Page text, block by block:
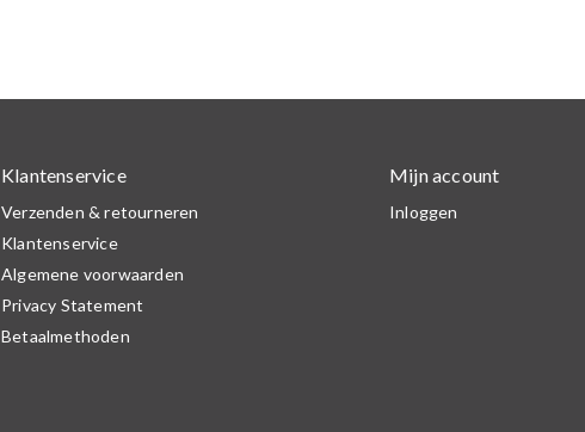
Klantenservice
Verzenden & retourneren
Klantenservice
Algemene voorwaarden
Privacy Statement
Betaalmethoden
Mijn account
Inloggen